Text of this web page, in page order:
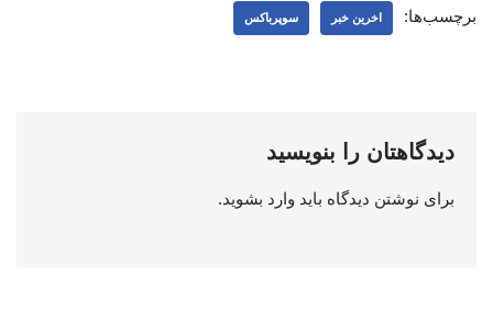
برچسب‌ها: اخرین خبر سوپرباکس
دیدگاهتان را بنویسید
برای نوشتن دیدگاه باید وارد بشوید.